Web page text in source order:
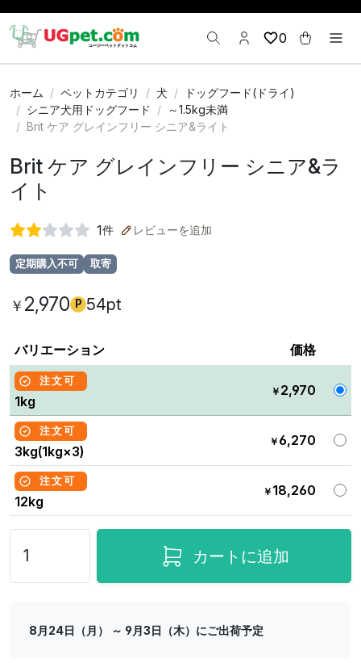
0
ホーム ペットカテゴリ 犬
ドッグフード(ドライ)
シニア犬用ドッグフード
～1.5kg未満
Brit ケア グレインフリー シニア&ライト
Brit ケア グレインフリー シニア&ラ
イト
1件 レビューを追加
定期購入不可 取寄
￥ 2,970 P 54pt
バリエーション 価格
注文可
1kg
￥ 2,970
注文可
3kg(1kg×3)
￥ 6,270
注文可
12kg
￥ 18,260
カートに追加
8月24日（月） ～ 9月3日（木）にご出荷予定